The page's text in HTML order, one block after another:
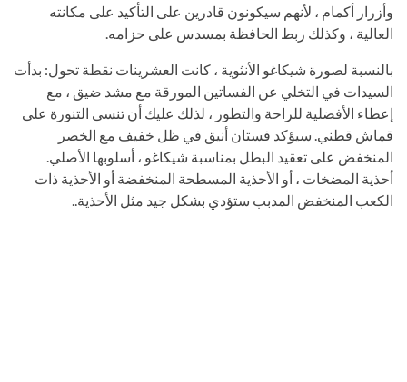
وأزرار أكمام ، لأنهم سيكونون قادرين على التأكيد على مكانته
العالية ، وكذلك ربط الحافظة بمسدس على حزامه.
بالنسبة لصورة شيكاغو الأنثوية ، كانت العشرينات نقطة تحول: بدأت
السيدات في التخلي عن الفساتين المورقة مع مشد ضيق ، مع
إعطاء الأفضلية للراحة والتطور ، لذلك عليك أن تنسى التنورة على
قماش قطني. سيؤكد فستان أنيق في ظل خفيف مع الخصر
المنخفض على تعقيد البطل بمناسبة شيكاغو ، أسلوبها الأصلي.
أحذية المضخات ، أو الأحذية المسطحة المنخفضة أو الأحذية ذات
الكعب المنخفض المدبب ستؤدي بشكل جيد مثل الأحذية..